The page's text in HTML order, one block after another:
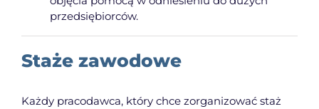
przedsiębiorców.
Staże zawodowe
Każdy pracodawca, który chce zorganizować staż